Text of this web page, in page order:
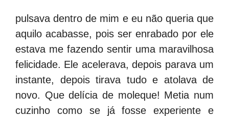
pulsava dentro de mim e eu não queria que
aquilo acabasse, pois ser enrabado por ele
estava me fazendo sentir uma maravilhosa
felicidade. Ele acelerava, depois parava um
instante, depois tirava tudo e atolava de
novo. Que delícia de moleque! Metia num
cuzinho como se já fosse experiente e